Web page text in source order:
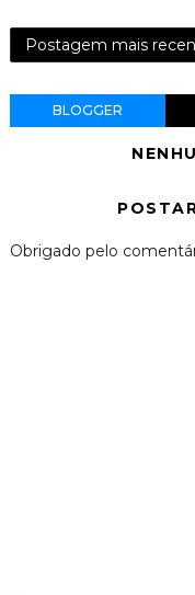
Postagem mais
BLOGGER
Obrigado pelo